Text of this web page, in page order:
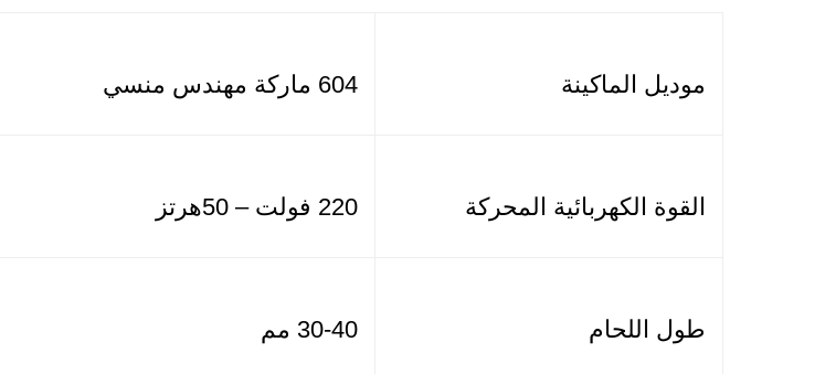
موديل الماكينة 604 ماركة مهندس منسي
القوة الكهربائية المحركة 220 فولت – 50هرتز
طول اللحام 30-40 مم